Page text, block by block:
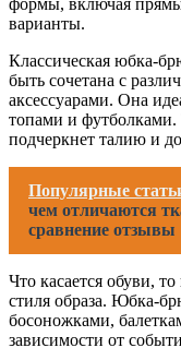
варианты.
Классическая юбка-
быть сочетана с
аксессуарами. Она
топами и
подчеркнет талию и
Популярные
чем отличаются
сравнение отзывы
Что касается обуви,
стиля образа. Юбка-
босоножками,
зависимости от